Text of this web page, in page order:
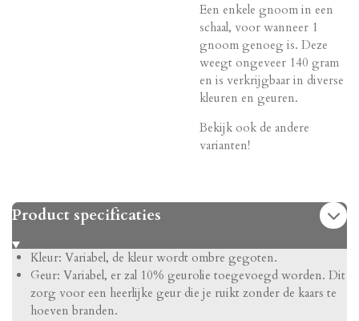
Een enkele gnoom in een
schaal, voor wanneer 1
gnoom genoeg is. Deze
weegt ongeveer 140 gram
en is verkrijgbaar in diverse
kleuren en geuren.
Bekijk ook de andere
varianten!
Product specificaties
Kleur: Variabel, de kleur wordt ombre gegoten.
Geur: Variabel, er zal 10% geurolie toegevoegd worden. Dit
zorg voor een heerlijke geur die je ruikt zonder de kaars te
hoeven branden.